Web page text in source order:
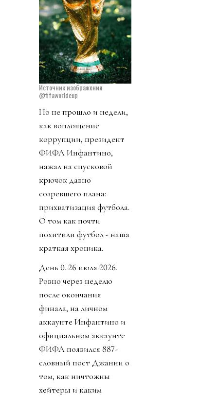
Источник изображения
@fifaworldcup
Но не прошло и недели,
как воплощение
коррупции, президент
ФИФА Инфантино,
нажал на спусковой
крючок давно
созревшего плана:
прихватизация футбола.
О том как почти
похитили футбол - наша
краткая хроника.
День 0. 26 июля 2026.
Ровно через неделю
после окончания
финала, на личном
аккаунте Инфантино и
официальном аккаунте
ФИФА появился 887-
словный пост Джанни о
том, как ничтожны
хейтеры и каким